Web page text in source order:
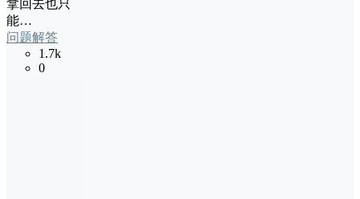
拿回去也只
能…
问题解答
1.7k
0